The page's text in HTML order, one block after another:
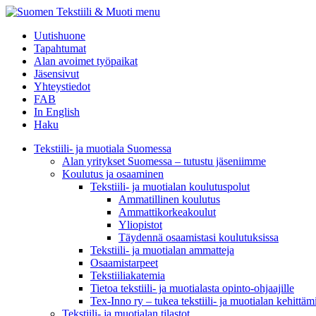
menu
Uutishuone
Tapahtumat
Alan avoimet työpaikat
Jäsensivut
Yhteystiedot
FAB
In English
Haku
Tekstiili- ja muotiala Suomessa
Alan yritykset Suomessa – tutustu jäseniimme
Koulutus ja osaaminen
Tekstiili- ja muotialan koulutuspolut
Ammatillinen koulutus
Ammattikorkeakoulut
Yliopistot
Täydennä osaamistasi koulutuksissa
Tekstiili- ja muotialan ammatteja
Osaamistarpeet
Tekstiiliakatemia
Tietoa tekstiili- ja muotialasta opinto-ohjaajille
Tex-Inno ry – tukea tekstiili- ja muotialan
Tekstiili- ja muotialan tilastot